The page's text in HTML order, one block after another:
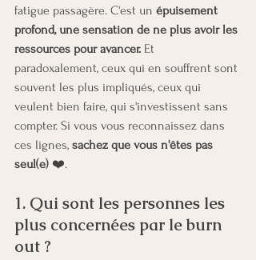
fatigue passagère. C'est un épuisement
profond, une sensation de ne plus avoir les
ressources pour avancer. Et
paradoxalement, ceux qui en souffrent sont
souvent les plus impliqués, ceux qui
veulent bien faire, qui s'investissent sans
compter. Si vous vous reconnaissez dans
ces lignes, sachez que vous n'êtes pas
seul(e) ❤️.
1. Qui sont les personnes les
plus concernées par le burn
out ?